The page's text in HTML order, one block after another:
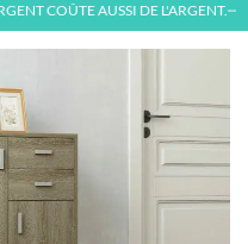
COÛTE AUSSI DE L'ARGENT.—